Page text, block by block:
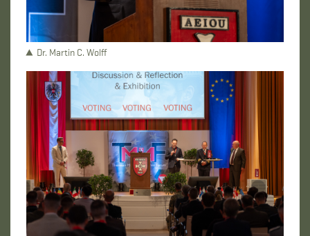
Dr. Martin C. Wolff